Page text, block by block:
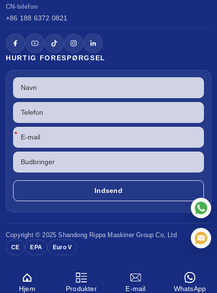
CN-telefon
+86 188 6372 0821
HURTIG FORESPØRGSEL
*
Copyright © 2025 Shandong Rippa Maskiner Group Co, Ltd
CE EPA Euro V
Hjem Produkter E-mail WhatsApp